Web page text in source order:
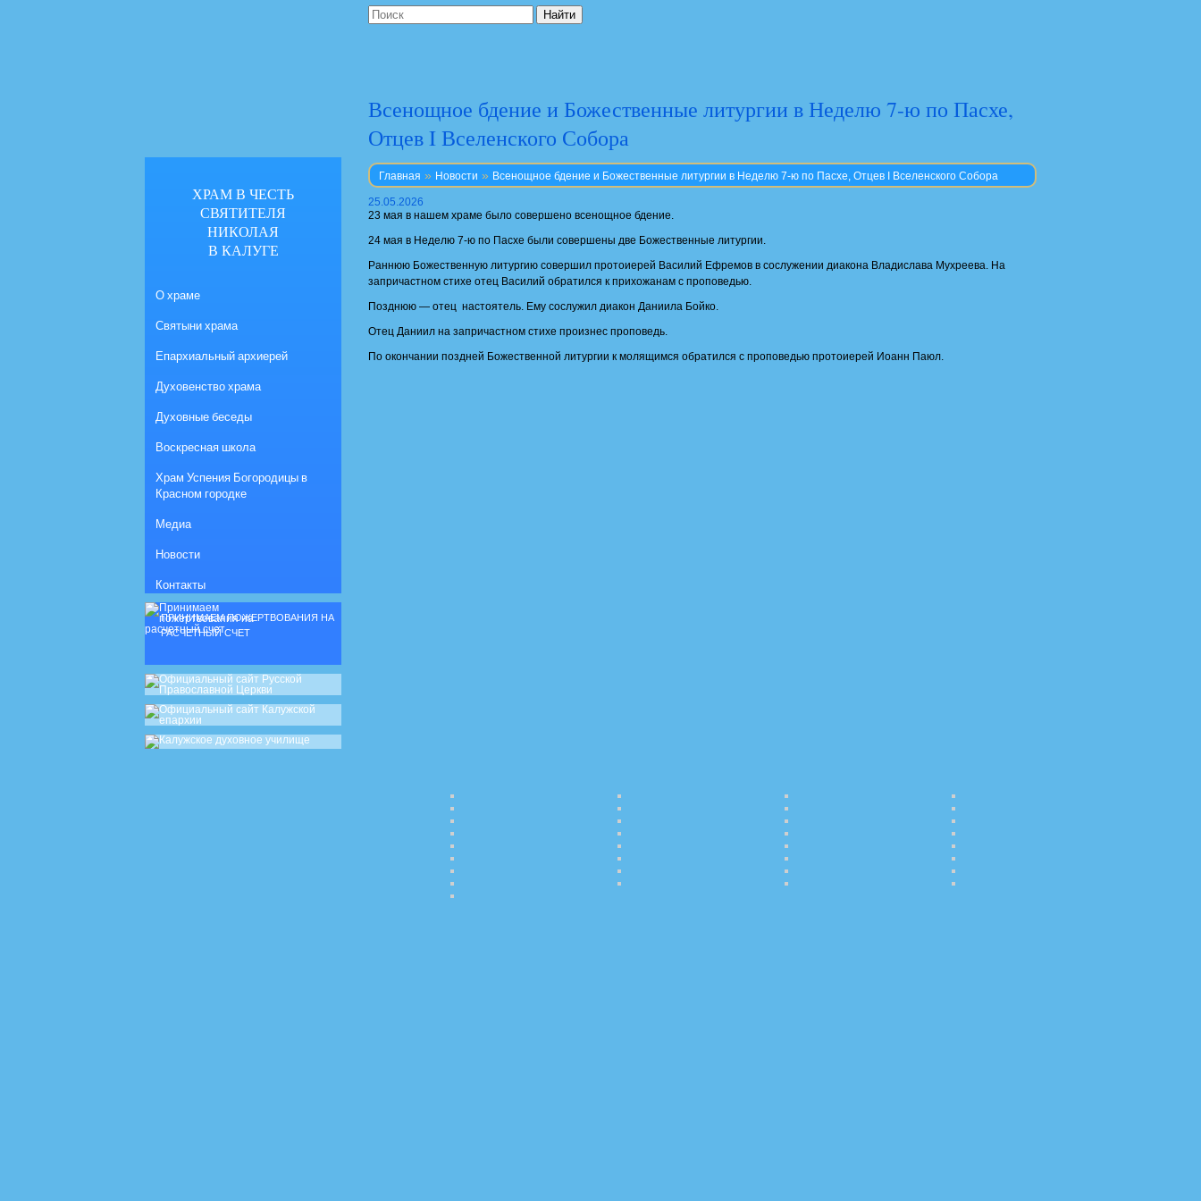
Всенощное бдение и Божественные литургии в Неделю 7-ю по Пасхе,
Отцев I Вселенского Собора
Главная » Новости » Всенощное бдение и Божественные литургии в Неделю 7-ю по Пасхе, Отцев I Вселенского Собора
25.05.2026
23 мая в нашем храме было совершено всенощное бдение.
24 мая в Неделю 7-ю по Пасхе были совершены две Божественные литургии.
Раннюю Божественную литургию совершил протоиерей Василий Ефремов в сослужении диакона Владислава Мухреева. На
запричастном стихе отец Василий обратился к прихожанам с проповедью.
Позднюю — отец настоятель. Ему сослужил диакон Даниила Бойко.
Отец Даниил на запричастном стихе произнес проповедь.
По окончании поздней Божественной литургии к молящимся обратился с проповедью протоиерей Иоанн Паюл.
ХРАМ В ЧЕСТЬ
СВЯТИТЕЛЯ
НИКОЛАЯ
В КАЛУГЕ
О храме
Святыни храма
Епархиальный архиерей
Духовенство храма
Духовные беседы
Воскресная школа
Храм Успения Богородицы в
Красном городке
Медиа
Новости
Контакты
ПРИНИМАЕМ ПОЖЕРТВОВАНИЯ НА
РАСЧЕТНЫЙ СЧЕТ